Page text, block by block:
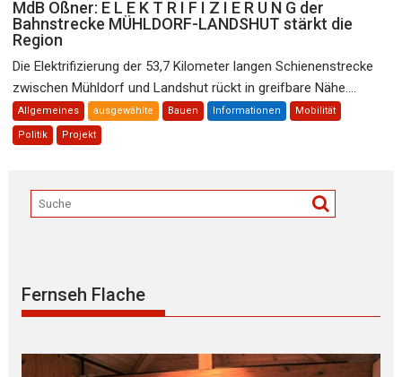
MdB Oßner: E L E K T R I F I Z I E R U N G der
Bahnstrecke MÜHLDORF-LANDSHUT stärkt die
Region
Die Elektrifizierung der 53,7 Kilometer langen Schienenstrecke
zwischen Mühldorf und Landshut rückt in greifbare Nähe....
Allgemeines ausgewählte Bauen Informationen Mobilität
Politik Projekt
Fernseh Flache